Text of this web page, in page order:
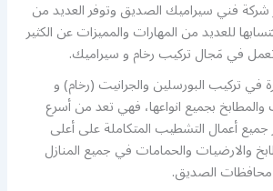
شركة فني سيراميك الصديق وتوفر العديد من
للعديد من المهارات والمميزات عن الكثير
في مَجال تركيب رخام و سيراميك.
في تركيب البورسلين والجرانيت (رخام) و
بجميع انواعها، فهي تعد من أسرع
أعمال التشطيب المتكاملة على أعلى
والارضيات والحمامات في جميع المنازل
محافظات الصديق.